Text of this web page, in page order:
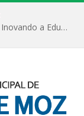
Inteligência Artificial e Tecnologia Assistiva: Inovando a Educação Especial e Inclusiva